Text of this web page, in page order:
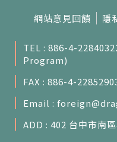
網站意見回饋 隱
TEL : 886-4-
Program)
FAX : 886-4-
Email :
ADD : 402 台中市南